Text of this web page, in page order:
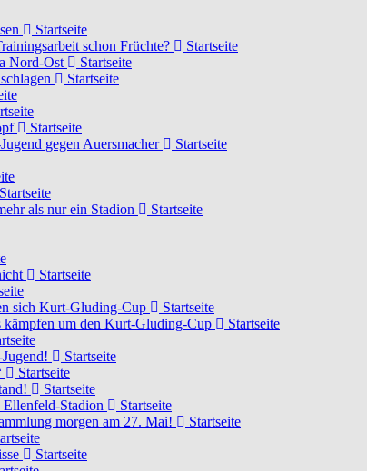
Startseite
schon Früchte?
Startseite
Nord-Ost
Startseite
Startseite
Startseite
gegen Auersmacher
Startseite
Startseite
als nur ein Stadion
Startseite
Startseite
sich Kurt-Gluding-Cup
Startseite
kämpfen um den Kurt-Gluding-Cup
Startseite
Startseite
Startseite
Startseite
Stadion
Startseite
morgen am 27. Mai!
Startseite
Startseite